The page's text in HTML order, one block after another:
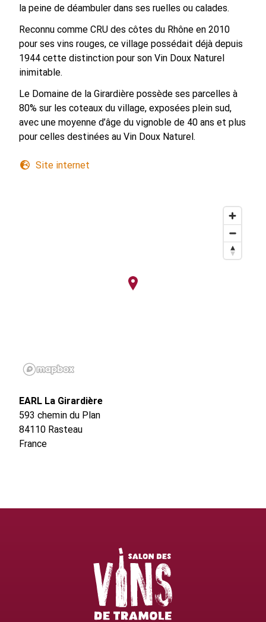
la peine de déambuler dans ses ruelles ou calades.
Reconnu comme CRU des côtes du Rhône en 2010
pour ses vins rouges, ce village possédait déjà depuis
1944 cette distinction pour son Vin Doux Naturel
inimitable.
Le Domaine de la Girardière possède ses parcelles à
80% sur les coteaux du village, exposées plein sud,
avec une moyenne d’âge du vignoble de 40 ans et plus
pour celles destinées au Vin Doux Naturel.
Site internet
EARL La Girardière
593 chemin du Plan
84110 Rasteau
France